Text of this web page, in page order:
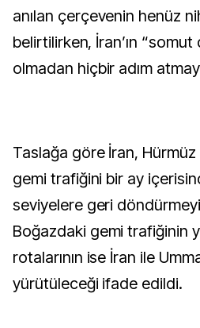
anılan çerçevenin henüz
belirtilirken, İran’ın
olmadan hiçbir adım
Taslağa göre İran, Hürmüz
gemi trafiğini bir ay
seviyelere geri
Boğazdaki gemi trafiğinin
rotalarının ise İran ile
yürütüleceği ifade edildi.